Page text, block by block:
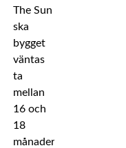
The Sun
ska
bygget
väntas
ta
mellan
16 och
18
månader.